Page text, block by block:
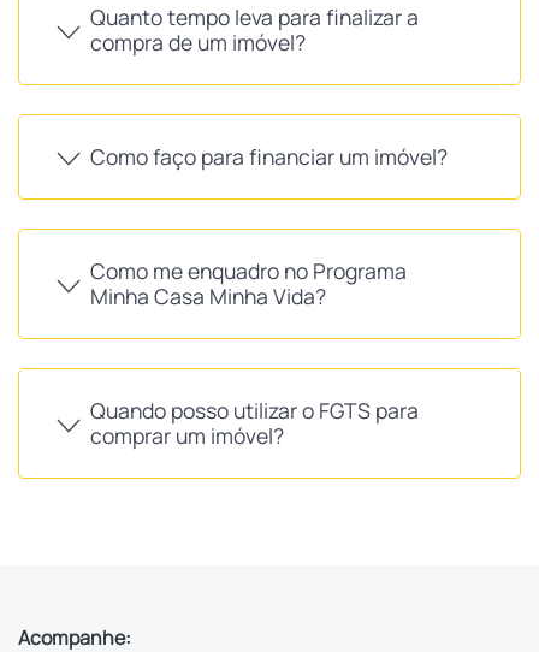
Quanto tempo leva para finalizar a
compra de um imóvel?
Como faço para financiar um imóvel?
Como me enquadro no Programa
Minha Casa Minha Vida?
Quando posso utilizar o FGTS para
comprar um imóvel?
Acompanhe: